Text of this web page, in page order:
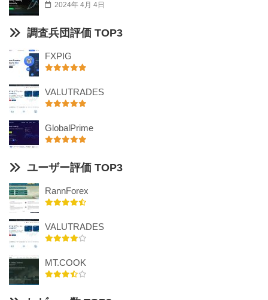
2024年 4月 4日
調査兵団評価 TOP3
FXPIG
VALUTRADES
GlobalPrime
ユーザー評価 TOP3
RannForex
VALUTRADES
MT.COOK